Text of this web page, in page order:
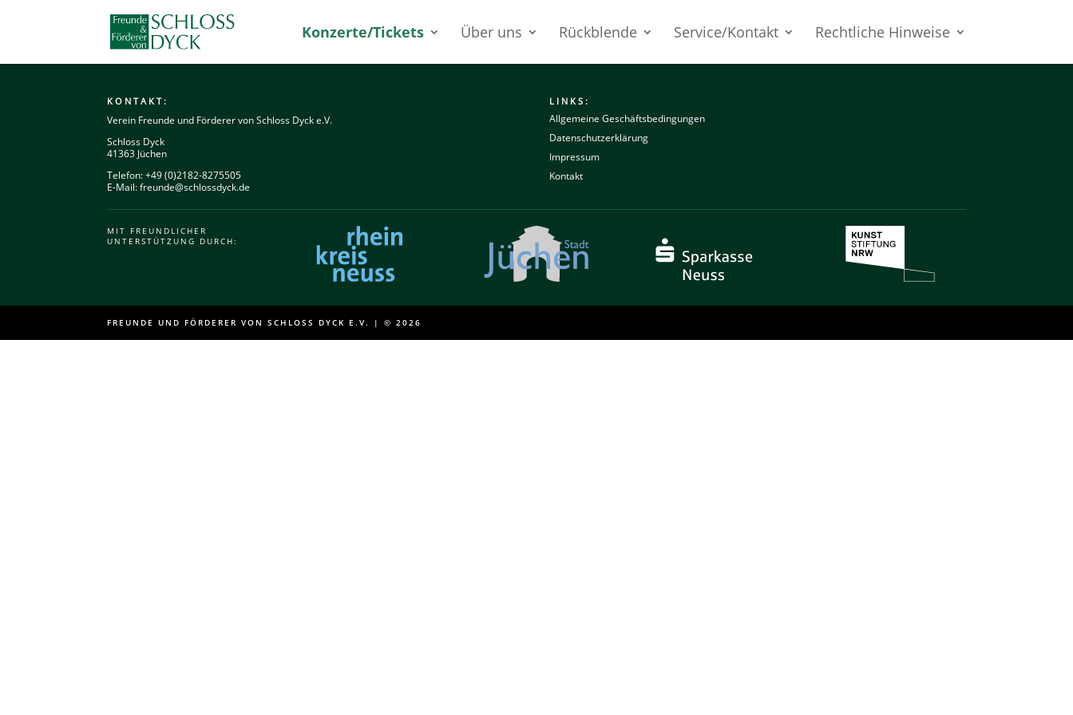
Konzerte/Tickets Über uns Rückblende Service/Kontakt Rechtliche Hinweise
KONTAKT:
Verein Freunde und Förderer von Schloss Dyck e.V.
Schloss Dyck
41363 Jüchen
Telefon: +49 (0)2182-8275505
E-Mail: freunde@schlossdyck.de
LINKS:
Allgemeine Geschäftsbedingungen
Datenschutzerklärung
Impressum
Kontakt
MIT FREUNDLICHER
UNTERSTÜTZUNG DURCH:
FREUNDE UND FÖRDERER VON SCHLOSS DYCK E.V. | © 2026